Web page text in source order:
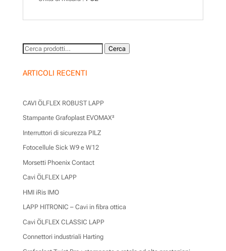
Cerca: Cerca
ARTICOLI RECENTI
CAVI ÖLFLEX ROBUST LAPP
Stampante Grafoplast EVOMAX²
Interruttori di sicurezza PILZ
Fotocellule Sick W9 e W12
Morsetti Phoenix Contact
Cavi ÖLFLEX LAPP
HMI iRis IMO
LAPP HITRONIC – Cavi in fibra ottica
Cavi ÖLFLEX CLASSIC LAPP
Connettori industriali Harting